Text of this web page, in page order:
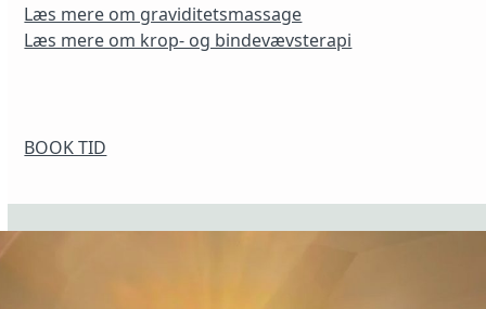
Læs mere om graviditetsmassage
Læs mere om krop- og bindevævsterapi
BOOK TID